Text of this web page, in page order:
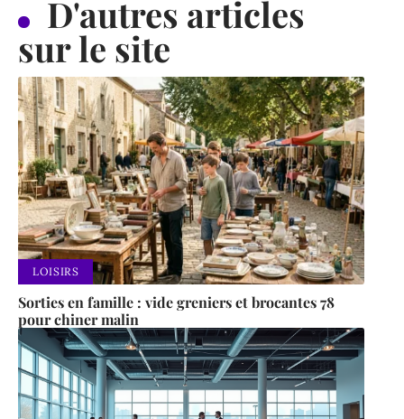
D'autres articles
sur le site
LOISIRS
Sorties en famille : vide greniers et brocantes 78
pour chiner malin